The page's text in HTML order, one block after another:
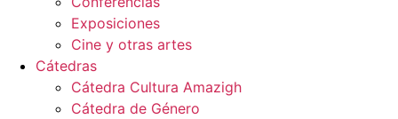
Exposiciones
Cine y otras artes
Cátedras
Cátedra Cultura Amazigh
Cátedra de Género